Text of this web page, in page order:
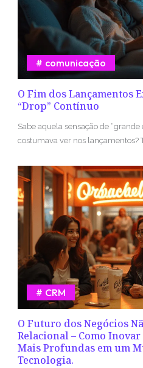
O Fim dos Lançamentos
“Drop” Contínuo
comunicação
Sabe aquela sensação de “grande
costumava ver nos lançamentos?
O Futuro dos Negócios
Relacional – Como
Mais Profundas em um
Tecnologia.
CRM